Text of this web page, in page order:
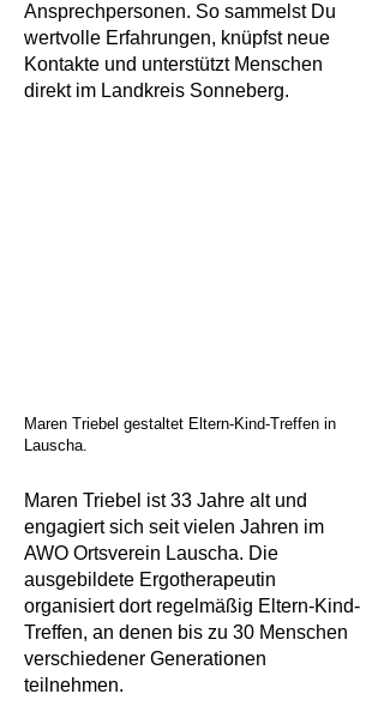
Ansprechpersonen. So sammelst Du
wertvolle Erfahrungen, knüpfst neue
Kontakte und unterstützt Menschen
direkt im Landkreis Sonneberg.
Maren Triebel gestaltet Eltern-Kind-Treffen in
Lauscha.
Maren Triebel ist 33 Jahre alt und
engagiert sich seit vielen Jahren im
AWO Ortsverein Lauscha. Die
ausgebildete Ergotherapeutin
organisiert dort regelmäßig Eltern-Kind-
Treffen, an denen bis zu 30 Menschen
verschiedener Generationen
teilnehmen.